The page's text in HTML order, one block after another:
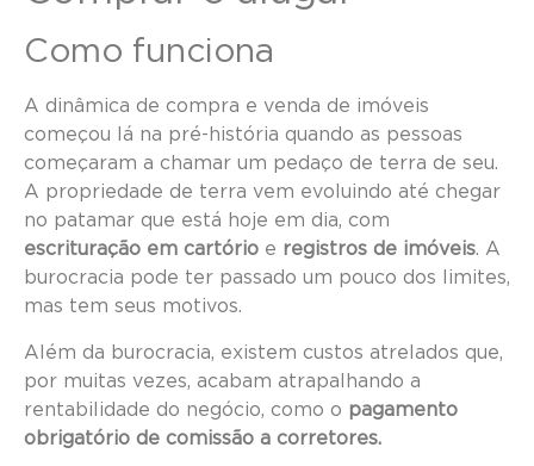
Como funciona
A dinâmica de compra e venda de imóveis
começou lá na pré-história quando as pessoas
começaram a chamar um pedaço de terra de seu.
A propriedade de terra vem evoluindo até chegar
no patamar que está hoje em dia, com
escrituração em cartório e registros de imóveis. A
burocracia pode ter passado um pouco dos limites,
mas tem seus motivos.
Além da burocracia, existem custos atrelados que,
por muitas vezes, acabam atrapalhando a
rentabilidade do negócio, como o pagamento
obrigatório de comissão a corretores.